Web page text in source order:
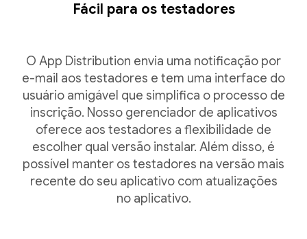
Fácil para os testadores
O App Distribution envia uma notificação por
e-mail aos testadores e tem uma interface do
usuário amigável que simplifica o processo de
inscrição. Nosso gerenciador de aplicativos
oferece aos testadores a flexibilidade de
escolher qual versão instalar. Além disso, é
possível manter os testadores na versão mais
recente do seu aplicativo com atualizações
no aplicativo.